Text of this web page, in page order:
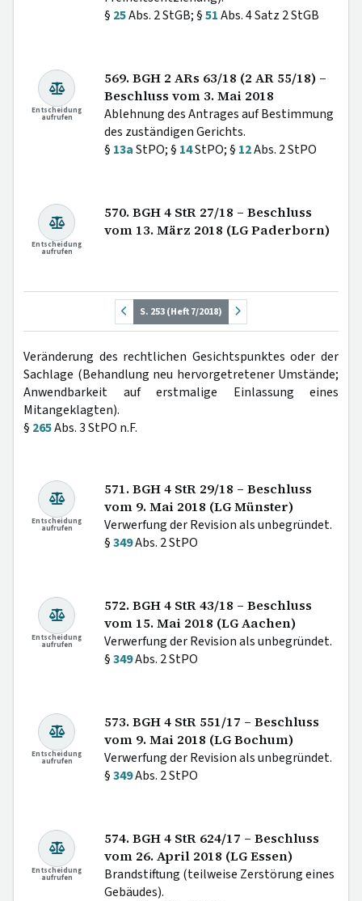
§ 25Abs. 2 StGB; §51Abs. 4 Satz 2 StGB
Entscheidung
aufrufen
569. BGH 2 ARs 63/18 (2 AR 55/18) –
Beschluss vom 3. Mai 2018
Ablehnung des Antrages auf Bestimmung
des zuständigen Gerichts.
§ 13aStPO; § 14StPO; § 12Abs. 2 StPO
Entscheidung
aufrufen
570. BGH 4 StR 27/18 – Beschluss
vom 13. März 2018 (LG Paderborn)
S. 253 (Heft 7/2018)
Veränderung des rechtlichen Gesichtspunktes oder der
Sachlage (Behandlung neu hervorgetretener Umstände;
Anwendbarkeit auf erstmalige Einlassung eines
Mitangeklagten).
§ 265Abs. 3 StPO n.F.
Entscheidung
aufrufen
571. BGH 4 StR 29/18 – Beschluss
vom 9. Mai 2018 (LG Münster)
Verwerfung der Revision als unbegründet.
§349Abs. 2 StPO
Entscheidung
aufrufen
572. BGH 4 StR 43/18 – Beschluss
vom 15. Mai 2018 (LG Aachen)
Verwerfung der Revision als unbegründet.
§349Abs. 2 StPO
Entscheidung
aufrufen
573. BGH 4 StR 551/17 – Beschluss
vom 9. Mai 2018 (LG Bochum)
Verwerfung der Revision als unbegründet.
§349Abs. 2 StPO
Entscheidung
aufrufen
574. BGH 4 StR 624/17 – Beschluss
vom 26. April 2018 (LG Essen)
Brandstiftung (teilweise Zerstörung eines
Gebäudes).